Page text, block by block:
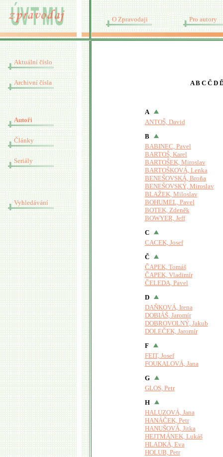
O Zpravodaji Pro autory
Aktuální číslo
Archivní čísla
Autoři
Články
Seriály
Vyhledávání
A B C Č D
A
ANTOŠ, David
B
BABINEC, Pavel
BARTOŠ, Karel
BARTOŠEK, Miroslav
BARTOŠKOVÁ, Lenka
BENEŠOVSKÁ, Broňa
BENEŠOVSKÝ, Miroslav
BLAŽEK, Miloslav
BOHUMEL, Pavel
BOTEK, Zdeněk
BOWYER, Jeff
C
CACEK, Josef
Č
ČAPEK, Tomáš
ČAPEK, Vladimír
ČELEDA, Pavel
D
DAŇKOVÁ, Irena
DOBIÁŠ, Jaromír
DOBROVOLNÝ, Jakub
DOLEČEK, Jaromír
F
FEIT, Josef
FOUKALOVÁ, Jana
G
GLOS, Petr
H
HALUZOVÁ, Jana
HANÁČEK, Petr
HANUŠOVÁ, Jitka
HEJTMÁNEK, Lukáš
HLADKÁ, Eva
HOLUB, Petr